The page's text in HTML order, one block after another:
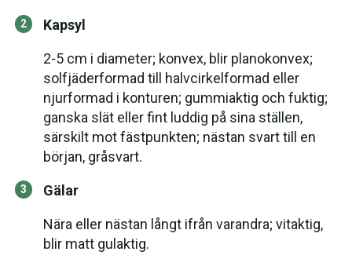
Kapsyl
2-5 cm i diameter; konvex, blir planokonvex;
solfjäderformad till halvcirkelformad eller
njurformad i konturen; gummiaktig och fuktig;
ganska slät eller fint luddig på sina ställen,
särskilt mot fästpunkten; nästan svart till en
början, gråsvart.
Gälar
Nära eller nästan långt ifrån varandra; vitaktig,
blir matt gulaktig.